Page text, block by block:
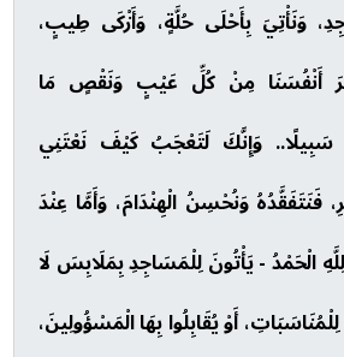
وَنَأْتِيَ بِأَحْلَى حُلَّةٍ، وَأَزْكَى طِيبٍ،
أَنْفُسَنَا مِنْ كُلِّ عَيْبٍ وَنَقْصٍ مَا
سَبِيلًا.. وَإِنَّكَ لَتَعْجَبُ كَيْفَ نَعْتَنِي
فَنَتَفَقَّدُهُ وَنُحْسِنُ الْهِنْدَامَ، وَأَمَّا عِنْدَ
الْحَمْدُ - يَأْتُونَ لِلْمَسَاجِدِ بِمَلَابِسَ لَا
أَوْ يُقَابِلُوا بِهَا الْمَسْؤُولِينَ،